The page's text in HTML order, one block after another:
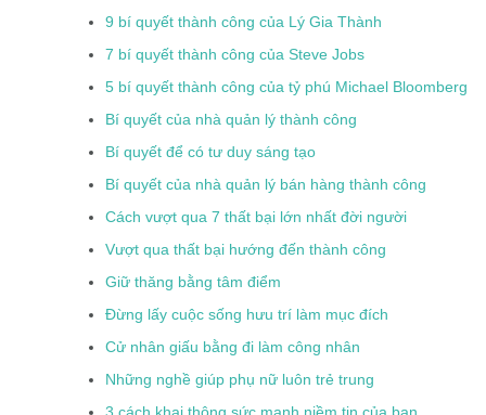
9 bí quyết thành công của Lý Gia Thành
7 bí quyết thành công của Steve Jobs
5 bí quyết thành công của tỷ phú Michael Bloomberg
Bí quyết của nhà quản lý thành công
Bí quyết để có tư duy sáng tạo
Bí quyết của nhà quản lý bán hàng thành công
Cách vượt qua 7 thất bại lớn nhất đời người
Vượt qua thất bại hướng đến thành công
Giữ thăng bằng tâm điểm
Đừng lấy cuộc sống hưu trí làm mục đích
Cử nhân giấu bằng đi làm công nhân
Những nghề giúp phụ nữ luôn trẻ trung